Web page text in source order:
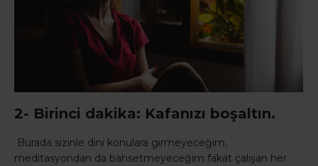
2- Birinci dakika: Kafanızı boşaltın.
Burada sizinle dini konulara girmeyeceğim,
meditasyondan da bahsetmeyeceğim fakat çalışan her